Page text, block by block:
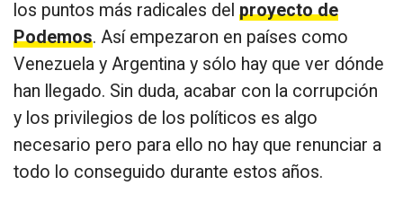
los puntos más radicales del proyecto de
Podemos. Así empezaron en países como
Venezuela y Argentina y sólo hay que ver dónde
han llegado. Sin duda, acabar con la corrupción
y los privilegios de los políticos es algo
necesario pero para ello no hay que renunciar a
todo lo conseguido durante estos años.